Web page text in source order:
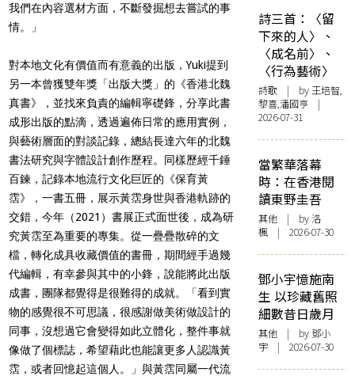
我們在內容選材方面，不斷發掘想去嘗試的事
情。」
對本地文化有價值而有意義的出版，Yuki提到
另一本曾獲雙年獎「出版大獎」的《香港北魏
真書》，並找來負責的編輯寧礎鋒，分享此書
成形出版的點滴，透過遍佈日常的應用實例，
與藝術層面的對談記錄，總結長達六年的北魏
書法研究與字體設計創作歷程。同樣歷經千錘
百鍊，記錄本地流行文化巨匠的《保育黃
霑》，一書五冊，展示黃霑身世與香港軌跡的
交錯，今年（2021）書展正式面世後，成為研
究黃霑至為重要的專集。從一疊疊散碎的文
檔，轉化成具收藏價值的書冊，期間經手過幾
代編輯，有幸參與其中的小鋒，說能將此出版
成書，團隊都覺得是很難得的成就。「看到實
物的感覺很不可思議，很感謝做美術做設計的
同事，沒想過它會變得如此立體化，整件事就
像做了個標誌，希望藉此也能讓更多人認識黃
霑，或者回憶起這個人。」與黃霑同屬一代流
詩三首：〈留
下來的人〉、
〈成名前〉、
〈行為藝術〉
詩歌 | by 王培智,
黎喜,潘國亨 |
2026-07-31
當繁華落幕
時：在香港閱
讀東野圭吾
其他 | by洛
楓 | 2026-07-30
鄧小宇憶施南
生 以珍藏舊照
細數昔日歲月
其他 | by 鄧小
宇 | 2026-07-30